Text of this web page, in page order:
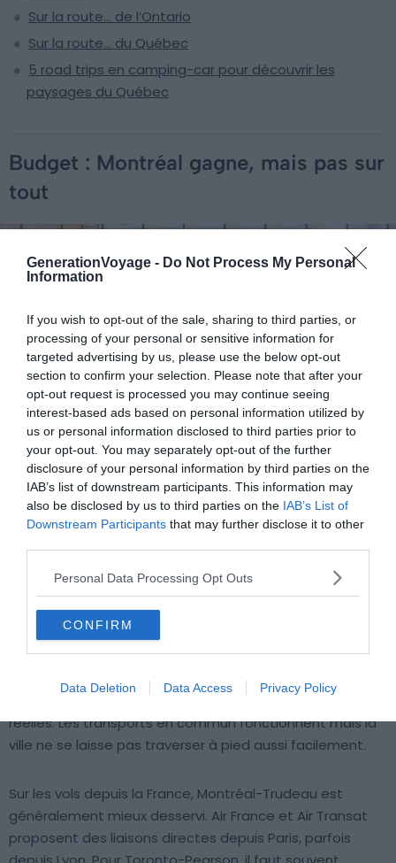
GenerationVoyage - Do Not Process My Personal
Information
If you wish to opt-out of the sale, sharing to third parties, or
processing of your personal or sensitive information for
targeted advertising by us, please use the below opt-out
section to confirm your selection. Please note that after your
opt-out request is processed you may continue seeing
interest-based ads based on personal information utilized by
us or personal information disclosed to third parties prior to
your opt-out. You may separately opt-out of the further
disclosure of your personal information by third parties on the
IAB’s list of downstream participants. This information may
also be disclosed by us to third parties on the IAB’s List of
Downstream Participants that may further disclose it to other
Personal Data Processing Opt Outs
CONFIRM
Data Deletion Data Access Privacy Policy
Sur la route… de l’Ontario
Sur la route… du Québec
5 road trips en camping-car pour découvrir les
paysages du Québec
Budget : Montréal gagne, mais pas sur
tout
Shutterstock — Marc Bruxelle
Sur l’hébergement, l’écart est net.Un 3 étoiles honnête à
Montréal tourne autour de 120 à 150 CAD la nuit, contre
pour un niveau équivalent en
centre-ville. Sur les transports locaux, Montréal est plus
compacte et plus agréable à parcourir. Le réseau BIXI de
vélos en libre-service couvre bien la ville et reste peu
coûteux pour se déplacer d’un quartier à l’autre. Toronto
est plus étendue, les distances entre quartiers sont
réelles. Les transports en commun fonctionnent mais la
ville ne se laisse pas traverser à pied aussi facilement.
Sur les vols depuis la France, Montréal-Trudeau est
généralement mieux desservi. Air France et Air Transat
proposent des liaisons directes depuis Paris, parfois